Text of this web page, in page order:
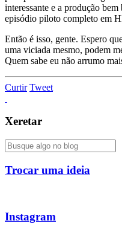
interessante e a produção
episódio piloto completo em
Então é isso, gente. Espero
uma viciada mesmo, podem
Quem sabe eu não arrumo
Curtir Tweet
Xeretar
Trocar uma ideia
Instagram